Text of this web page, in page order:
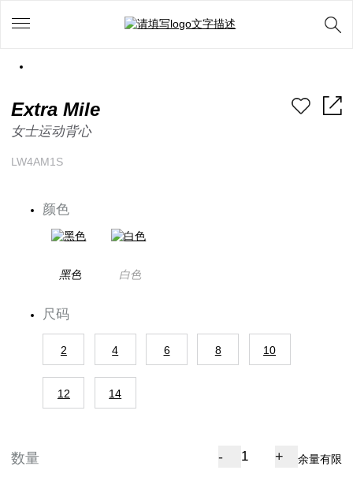
Extra Mile
女士运动背心
LW4AM1S
颜色
黑色 白色
尺码
2 4 6 8 10
12 14
数量 - + 余量有限